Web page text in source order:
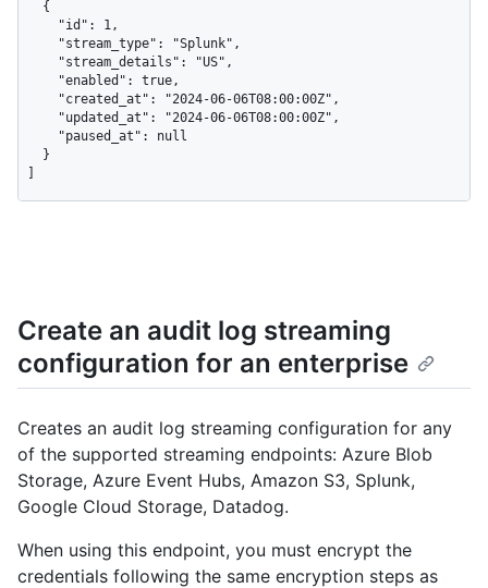
]
Create an audit log streaming
configuration for an enterprise
Creates an audit log streaming configuration for any
of the supported streaming endpoints: Azure Blob
Storage, Azure Event Hubs, Amazon S3, Splunk,
Google Cloud Storage, Datadog.
When using this endpoint, you must encrypt the
credentials following the same encryption steps as